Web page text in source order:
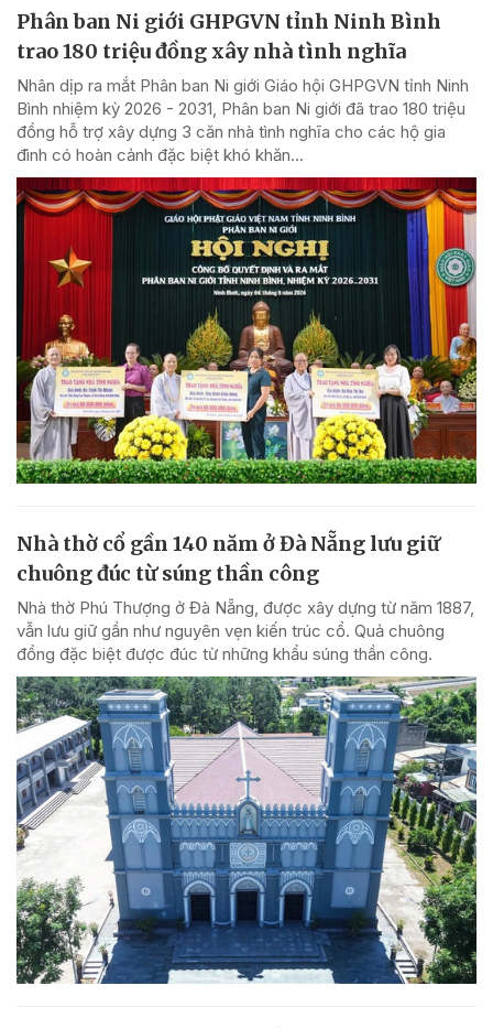
Phân ban Ni giới GHPGVN tỉnh Ninh Bình
trao 180 triệu đồng xây nhà tình nghĩa
Nhân dịp ra mắt Phân ban Ni giới Giáo hội GHPGVN tỉnh Ninh
Bình nhiệm kỳ 2026 - 2031, Phân ban Ni giới đã trao 180 triệu
đồng hỗ trợ xây dựng 3 căn nhà tình nghĩa cho các hộ gia
đình có hoàn cảnh đặc biệt khó khăn...
Nhà thờ cổ gần 140 năm ở Đà Nẵng lưu giữ
chuông đúc từ súng thần công
Nhà thờ Phú Thượng ở Đà Nẵng, được xây dựng từ năm 1887,
vẫn lưu giữ gần như nguyên vẹn kiến trúc cổ. Quả chuông
đồng đặc biệt được đúc từ những khẩu súng thần công.